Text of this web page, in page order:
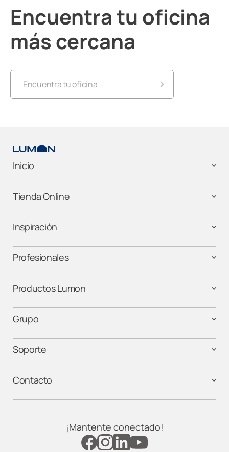
Encuentra tu oficina
más cercana
Encuentra tu oficina
Lumon Andorra
Lumon Barcelona
Lumon Cáceres
Lumon Cádiz
Lumon Cantabria
Lumon Castellón
Inicio
Tienda Online
Inspiración
Profesionales
Productos Lumon
Grupo
Soporte
Contacto
¡Mantente conectado!